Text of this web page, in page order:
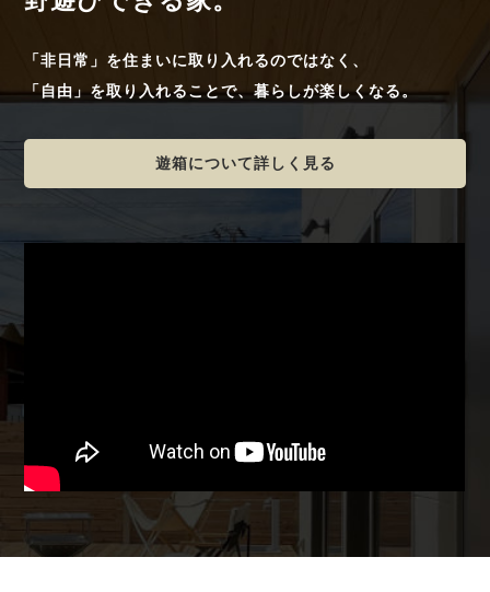
「非日常」を住まいに取り入れるのではなく、
「自由」を取り入れることで、暮らしが楽しくなる。
遊箱について詳しく見る